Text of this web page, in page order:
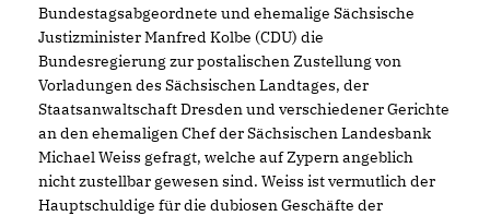
Bundestagsabgeordnete und ehemalige Sächsische
Justizminister Manfred Kolbe (CDU) die
Bundesregierung zur postalischen Zustellung von
Vorladungen des Sächsischen Landtages, der
Staatsanwaltschaft Dresden und verschiedener Gerichte
an den ehemaligen Chef der Sächsischen Landesbank
Michael Weiss gefragt, welche auf Zypern angeblich
nicht zustellbar gewesen sind. Weiss ist vermutlich der
Hauptschuldige für die dubiosen Geschäfte der